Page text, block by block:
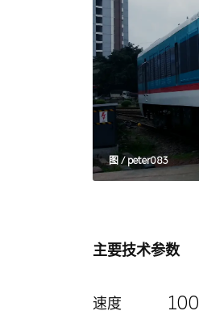
图 / peter083
主要技术参数
速度 100